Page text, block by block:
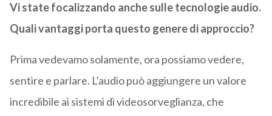
Vi state focalizzando anche sulle tecnologie audio.
Quali vantaggi porta questo genere di approccio?
Prima vedevamo solamente, ora possiamo vedere,
sentire e parlare. L’audio può aggiungere un valore
incredibile ai sistemi di videosorveglianza, che